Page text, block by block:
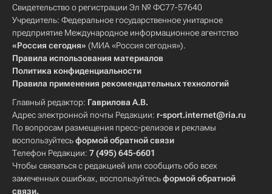
Свидетельство о регистрации Эл № ФС77-57640
Учредитель: Федеральное государственное унитарное
предприятие Международное информационное агентство
«Россия сегодня» (МИА «Россия сегодня»).
Правила использования материалов
Политика конфиденциальности
Правила применения рекомендательных технологий
Главный редактор: Гаврилова А.В.
Адрес электронной почты Редакции: r-sport.internet@ria.ru
По вопросам размещения пресс-релизов и рекламы
воспользуйтесьформой обратной связи
Телефон Редакции: 7 (495) 645-6601
Чтобы связаться с редакцией или сообщить обо всех
замеченных ошибках, воспользуйтесьформой обратной
связи.